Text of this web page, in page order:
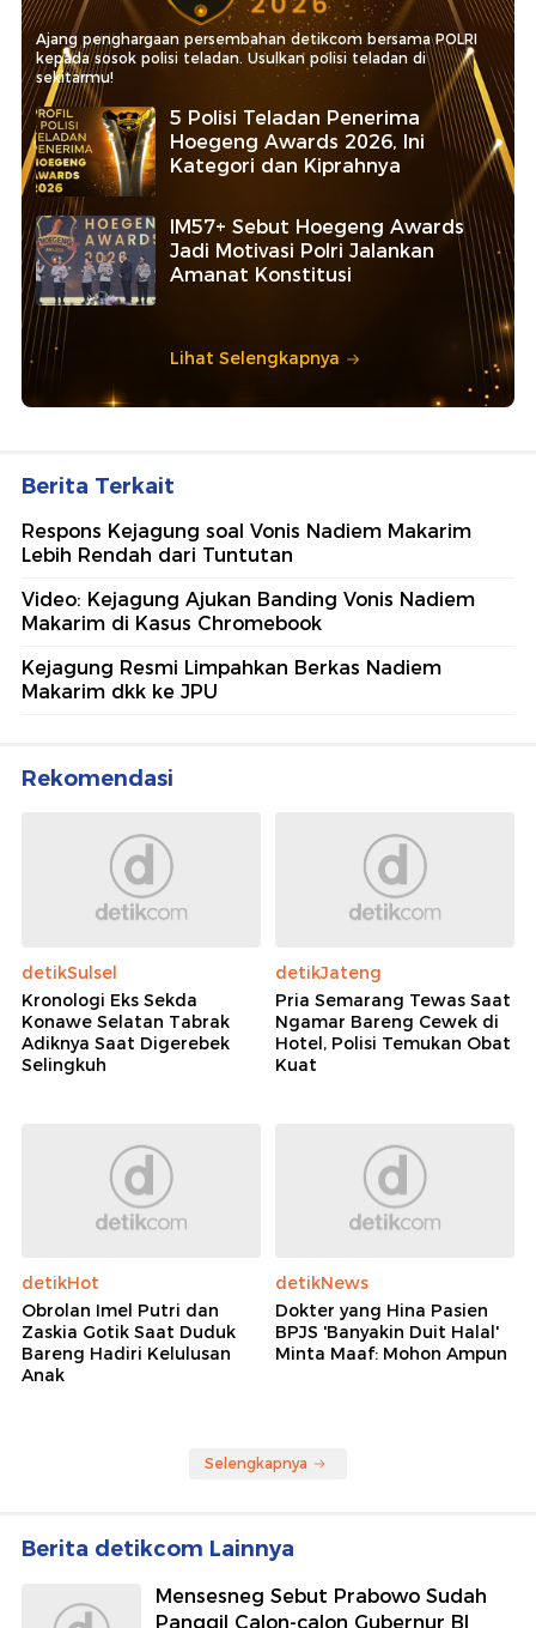
Ajang penghargaan persembahan detikcom bersama POLRI
kepada sosok polisi teladan. Usulkan polisi teladan di
sekitarmu!
5 Polisi Teladan Penerima
Hoegeng Awards 2026, Ini
Kategori dan Kiprahnya
IM57+ Sebut Hoegeng Awards
Jadi Motivasi Polri Jalankan
Amanat Konstitusi
Lihat Selengkapnya
Berita Terkait
Respons Kejagung soal Vonis Nadiem Makarim
Lebih Rendah dari Tuntutan
Video: Kejagung Ajukan Banding Vonis Nadiem
Makarim di Kasus Chromebook
Kejagung Resmi Limpahkan Berkas Nadiem
Makarim dkk ke JPU
Rekomendasi
detikSulsel
Kronologi Eks Sekda
Konawe Selatan Tabrak
Adiknya Saat Digerebek
Selingkuh
detikJateng
Pria Semarang Tewas Saat
Ngamar Bareng Cewek di
Hotel, Polisi Temukan Obat
Kuat
detikHot
Obrolan Imel Putri dan
Zaskia Gotik Saat Duduk
Bareng Hadiri Kelulusan
Anak
detikNews
Dokter yang Hina Pasien
BPJS 'Banyakin Duit Halal'
Minta Maaf: Mohon Ampun
Selengkapnya
Berita detikcom Lainnya
Mensesneg Sebut Prabowo Sudah
Panggil Calon-calon Gubernur BI